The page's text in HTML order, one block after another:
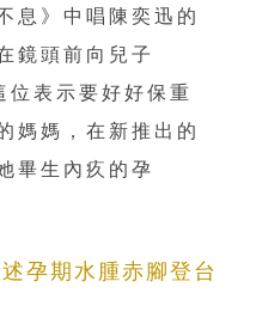
息》中唱陳奕迅的
鏡頭前向兒子
表示要好好保重
媽媽，在新推出的
畢生內疚的孕
孕期水腫赤腳登台